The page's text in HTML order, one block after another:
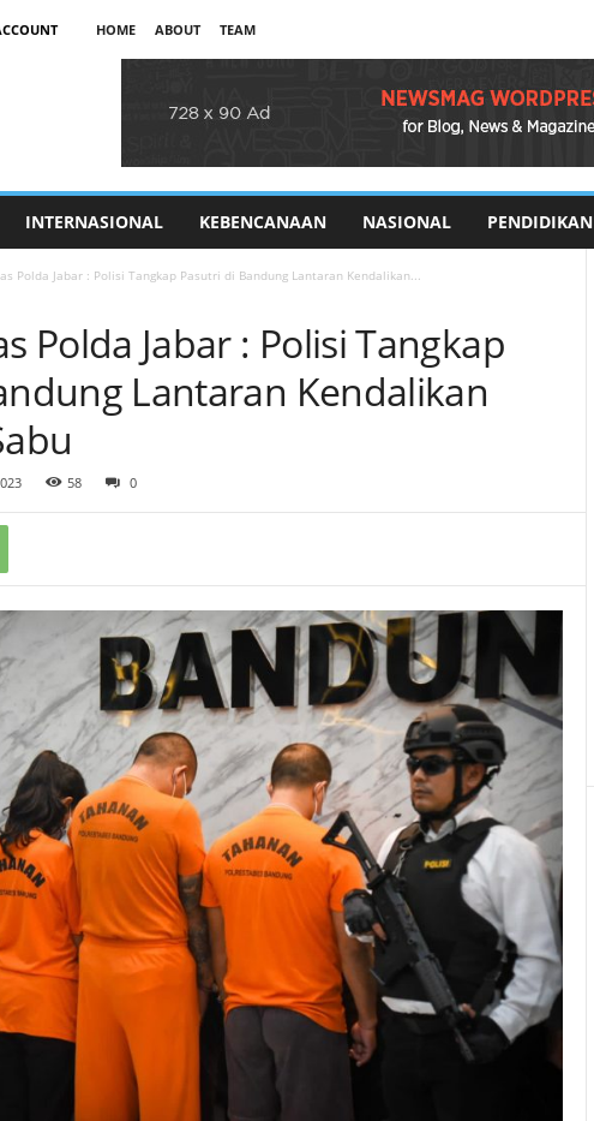
HOME ABOUT TEAM
INTERNASIONAL KEBENCANAAN NASIONAL PENDIDIKAN
Polda Jabar : Polisi Tangkap Pasutri di Bandung Lantaran Kendalikan...
Polda Jabar : Polisi Tangkap
Lantaran Kendalikan
58 0